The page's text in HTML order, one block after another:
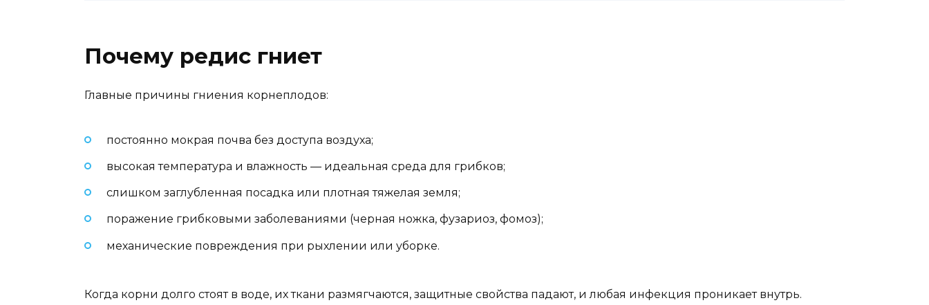
Почему редис гниет
Главные причины гниения корнеплодов:
постоянно мокрая почва без доступа воздуха;
высокая температура и влажность — идеальная среда для грибков;
слишком заглубленная посадка или плотная тяжелая земля;
поражение грибковыми заболеваниями (черная ножка, фузариоз, фомоз);
механические повреждения при рыхлении или уборке.
Когда корни долго стоят в воде, их ткани размягчаются, защитные свойства падают, и любая инфекция проникает внутрь.